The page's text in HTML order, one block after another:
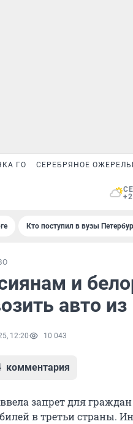
ГО СЕРЕБРЯНОЕ
Кто поступил в вузы
и
авто
12:20 10 043
комментария
запрет для
в третьи страны.